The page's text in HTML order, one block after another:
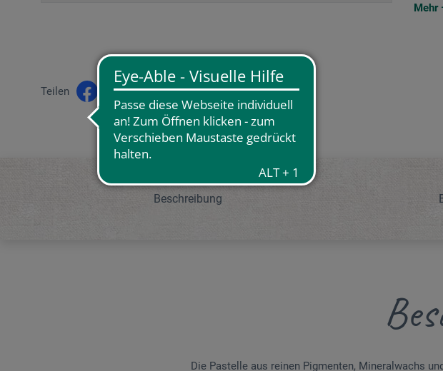
Teilen
Mehr
Beschreibung
Die Pastelle aus reinen Pigmenten, Mineralwachs